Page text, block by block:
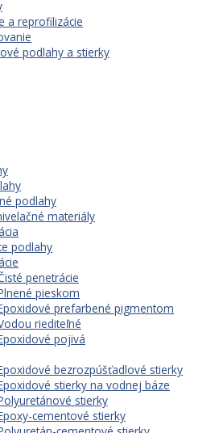
a reprofilizácie
podlahy a stierky
podlahy
materiály
podlahy
penetrácie
pieskom
prefarbené pigmentom
riediteľné
pojivá
bezrozpúšťadlové stierky
stierky na vodnej báze
stierky
cementové stierky